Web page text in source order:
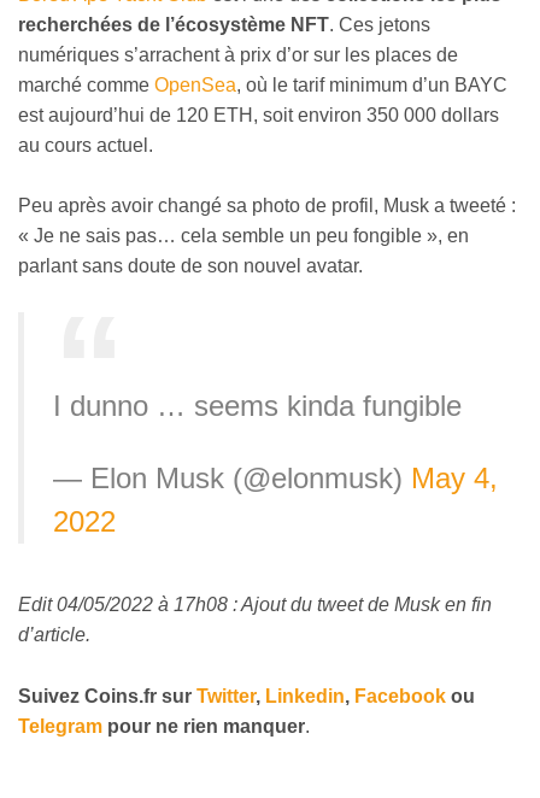
recherchées de l’écosystème NFT. Ces jetons
numériques s’arrachent à prix d’or sur les places de
marché comme OpenSea, où le tarif minimum d’un BAYC
est aujourd’hui de 120 ETH, soit environ 350 000 dollars
au cours actuel.
Peu après avoir changé sa photo de profil, Musk a tweeté :
« Je ne sais pas… cela semble un peu fongible », en
parlant sans doute de son nouvel avatar.
I dunno … seems kinda fungible
— Elon Musk (@elonmusk) May 4,
2022
Edit 04/05/2022 à 17h08 : Ajout du tweet de Musk en fin
d’article.
Suivez Coins.fr sur Twitter, Linkedin, Facebook ou
Telegram pour ne rien manquer.